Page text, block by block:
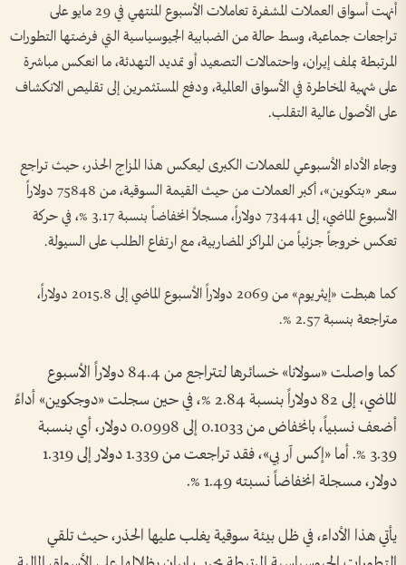
أنهت أسواق العملات المشفرة تعاملات الأسبوع المنتهي في 29 مايو على
تراجعات جماعية، وسط حالة من الضبابية الجيوسياسية التي فرضتها التطورات
المرتبطة بملف إيران، واحتمالات التصعيد أو تمديد التهدئة، ما انعكس مباشرة
على شهية المخاطرة في الأسواق العالمية، ودفع المستثمرين إلى تقليص الانكشاف
على الأصول عالية التقلب.
وجاء الأداء الأسبوعي للعملات الكبرى ليعكس هذا المزاج الحذر، حيث تراجع
سعر «بتكوين»، أكبر العملات من حيث القيمة السوقية، من 75848 دولاراً
الأسبوع الماضي، إلى 73441 دولاراً، مسجلاً انخفاضاً بنسبة 3.17 %، في حركة
تعكس خروجاً جزئياً من المراكز المضاربية، مع ارتفاع الطلب على السيولة.
كما هبطت «إيثريوم» من 2069 دولاراً الأسبوع الماضي إلى 2015.8 دولاراً،
متراجعة بنسبة 2.57 %.
كما واصلت «سولانا» خسائرها لتتراجع من 84.4 دولاراً الأسبوع
الماضي، إلى 82 دولاراً بنسبة 2.84 %، في حين سجلت «دوجكوين» أداءً
أضعف نسبياً، بانخفاض من 0.1033 إلى 0.0998 دولار، أي بنسبة
3.39 %. أما «إكس آر بي»، فقد تراجعت من 1.339 دولار إلى 1.319
دولار، مسجلة انخفاضاً نسبته 1.49 %.
يأتي هذا الأداء، في ظل بيئة سوقية يغلب عليها الحذر، حيث تلقي